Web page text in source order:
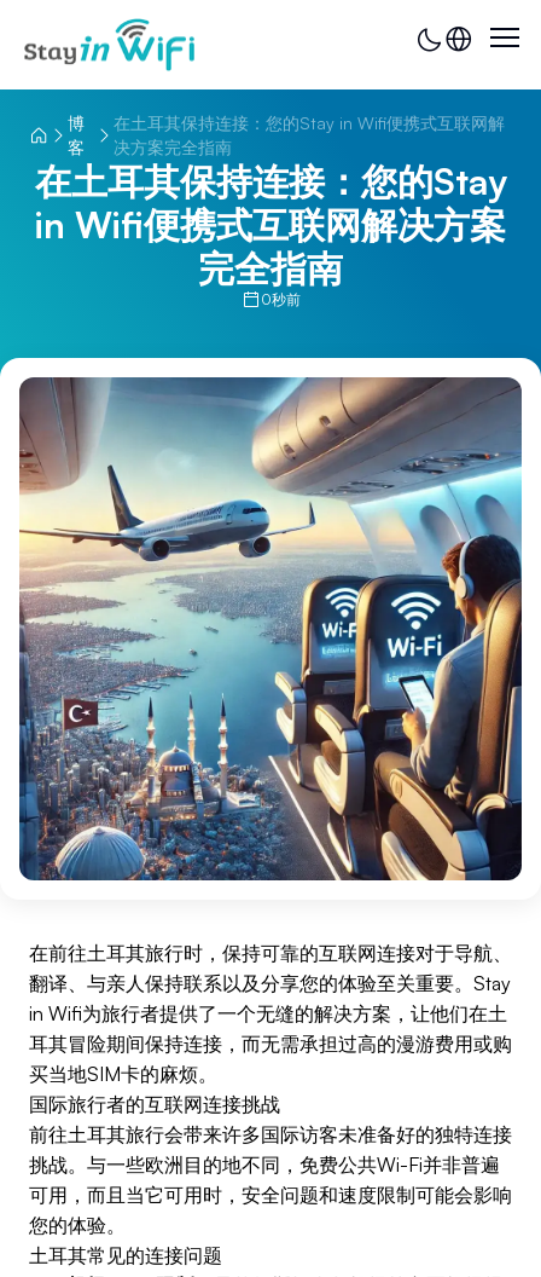
博
客
在土耳其保持连接：您的Stay in Wifi便携式互联网解
决方案完全指南
在土耳其保持连接：您的Stay
in Wifi便携式互联网解决方案
完全指南
0秒前
在前往土耳其旅行时，保持可靠的互联网连接对于导航、
翻译、与亲人保持联系以及分享您的体验至关重要。Stay
in Wifi为旅行者提供了一个无缝的解决方案，让他们在土
耳其冒险期间保持连接，而无需承担过高的漫游费用或购
买当地SIM卡的麻烦。
国际旅行者的互联网连接挑战
前往土耳其旅行会带来许多国际访客未准备好的独特连接
挑战。与一些欧洲目的地不同，免费公共Wi-Fi并非普遍
可用，而且当它可用时，安全问题和速度限制可能会影响
您的体验。
土耳其常见的连接问题